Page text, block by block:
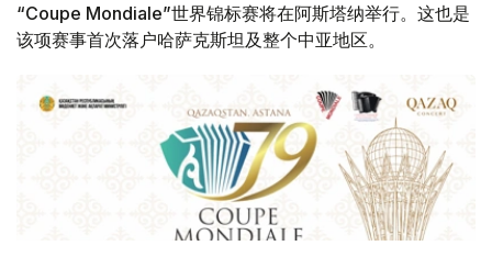
“Coupe Mondiale”世界锦标赛将在阿斯塔纳举行。这也是
该项赛事首次落户哈萨克斯坦及整个中亚地区。